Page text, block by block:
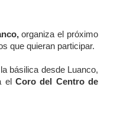
organiza el próximo
que quieran participar.
básilica desde Luanco,
el Coro del Centro de